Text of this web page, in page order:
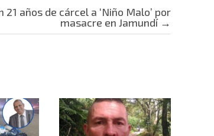
21 años de cárcel a ‘Niño Malo’ por
masacre en Jamundí →